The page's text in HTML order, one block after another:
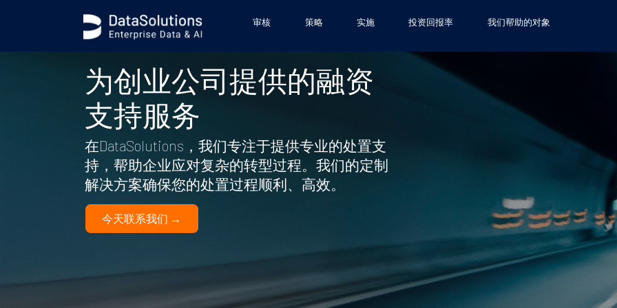
审核 策略 实施 投资回报率 我们帮助的对象
为创业公司提供的融资
支持服务
在DataSolutions，我们专注于提供专业的处置支
持，帮助企业应对复杂的转型过程。我们的定制
解决方案确保您的处置过程顺利、高效。
今天联系我们 →